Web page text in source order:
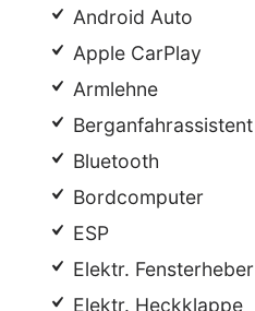
Android Auto
Apple CarPlay
Armlehne
Berganfahrassistent
Bluetooth
Bordcomputer
ESP
Elektr. Fensterheber
Elektr. Heckklappe